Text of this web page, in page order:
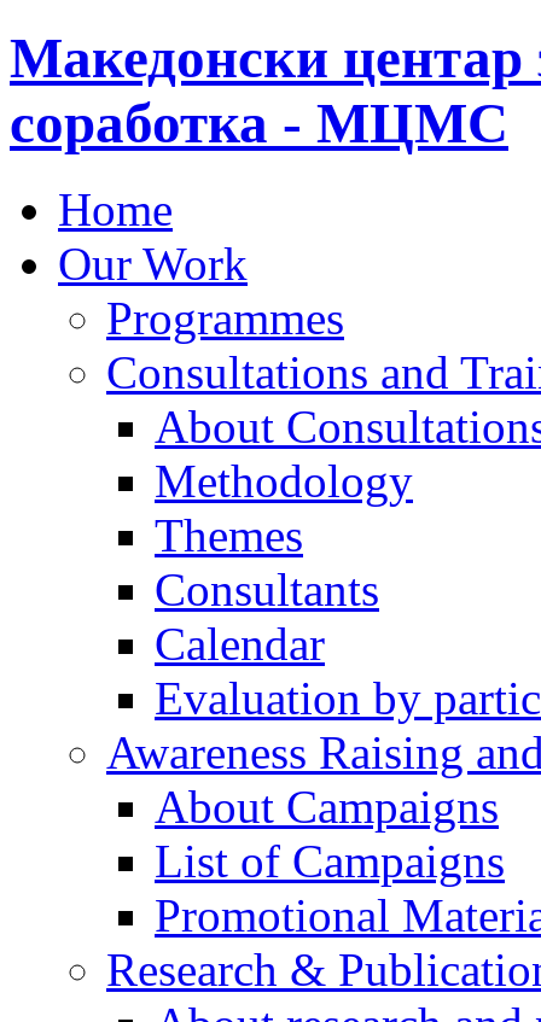
Македонски центар
соработка - МЦМС
Home
Our Work
Programmes
Consultations and
About
Methodology
Themes
Consultants
Calendar
Evaluation by
Awareness Raising
About Campaigns
List of Campaigns
Promotional
Research &